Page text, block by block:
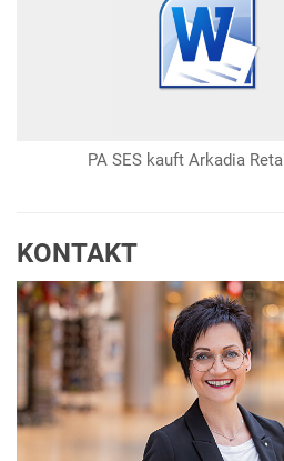
PA SES kauft Arkadia
KONTAKT